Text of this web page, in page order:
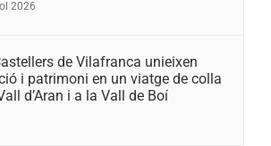
2026
de Vilafranca unieixen
i patrimoni en un viatge de colla
d’Aran i a la Vall de Boí